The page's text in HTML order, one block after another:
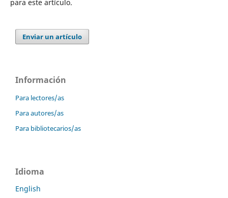
para este artículo.
Enviar un artículo
Información
Para lectores/as
Para autores/as
Para bibliotecarios/as
Idioma
English